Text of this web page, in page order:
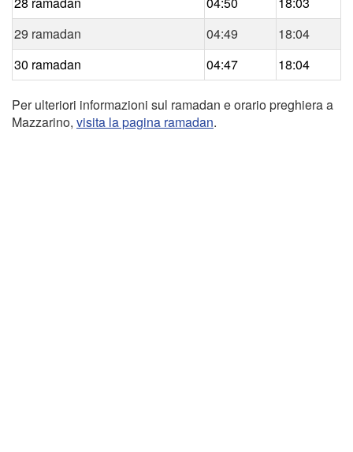
29 ramadan
04:49
18:04
30 ramadan
04:47 18:04
Per ulteriori informazioni sul ramadan e orario preghiera a
Mazzarino, visita la pagina ramadan.